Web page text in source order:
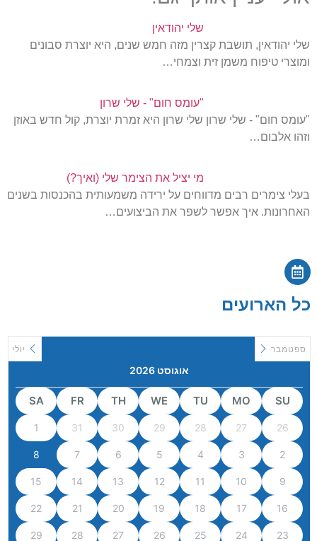
שלי יהודאין
שלי יהודאין, תושבת קצרין מזה חמש שנים, היא יוצרת סבונים
ומוצרי טיפוח משמן זית וצמחי…
"עומס חום" - שלי שרון
"עומס חום" - שלי שרון שלי שרון היא זמרת יוצרת, קול חדש באוזן
וזהו אלבום…
מי יציל את הצימר שלי (ואיך?)
בעלי צימרים רבים מדווחים על ירידה משמעותית בהכנסות בשנים
האחרונות. איך אפשר לשפר את הביצועים…
כל הארועים
יולי
אוגוסט 2026
ספטמבר
SU
MO
TU
WE
TH
FR
SA
26
27
28
29
30
31
1
2
3
4
5
6
7
8
9
10
11
12
13
14
15
16
17
18
19
20
21
22
23
24
25
26
27
28
29